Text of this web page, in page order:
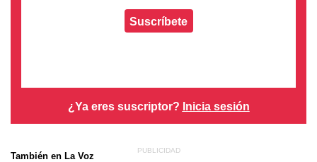
Suscríbete
¿Ya eres suscriptor? Inicia sesión
También en La Voz